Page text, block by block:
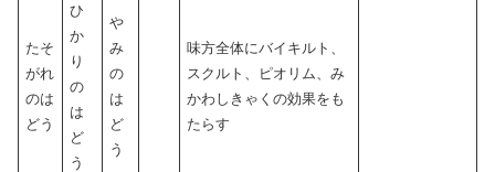
たそ
がれ
のは
どう
ひ
か
り
の
は
ど
う
や
み
の
は
ど
う
味方全体にバイキルト、
スクルト、ピオリム、み
かわしきゃくの効果をも
たらす